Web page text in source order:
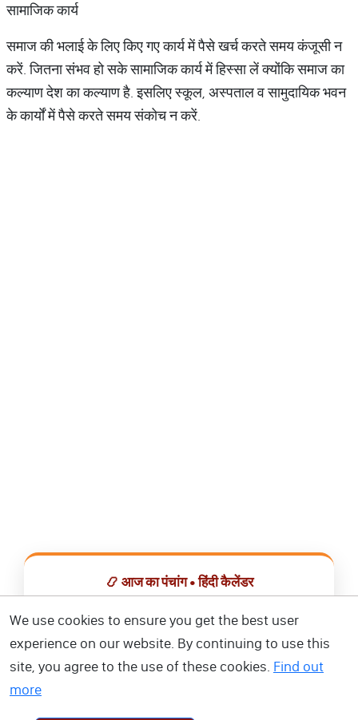
सामाजिक कार्य
समाज की भलाई के लिए किए गए कार्य में पैसे खर्च करते समय कंजूसी न
करें. जितना संभव हो सके सामाजिक कार्य में हिस्सा लें क्योंकि समाज का
कल्याण देश का कल्याण है. इसलिए स्कूल, अस्पताल व सामुदायिक भवन
के कार्यों में पैसे करते समय संकोच न करें.
📿 आज का पंचांग • हिंदी कैलेंडर
📅 हिंदी कैलेंडर ऐप डाउनलोड करें
We use cookies to ensure you get the best user
experience on our website. By continuing to use this
site, you agree to the use of these cookies. Find out
more